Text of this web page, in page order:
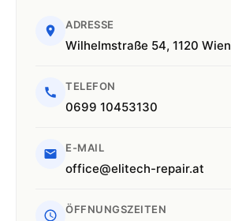
ADRESSE
Wilhelmstraße 54, 1120 Wien
TELEFON
0699 10453130
E-MAIL
office@elitech-repair.at
ÖFFNUNGSZEITEN